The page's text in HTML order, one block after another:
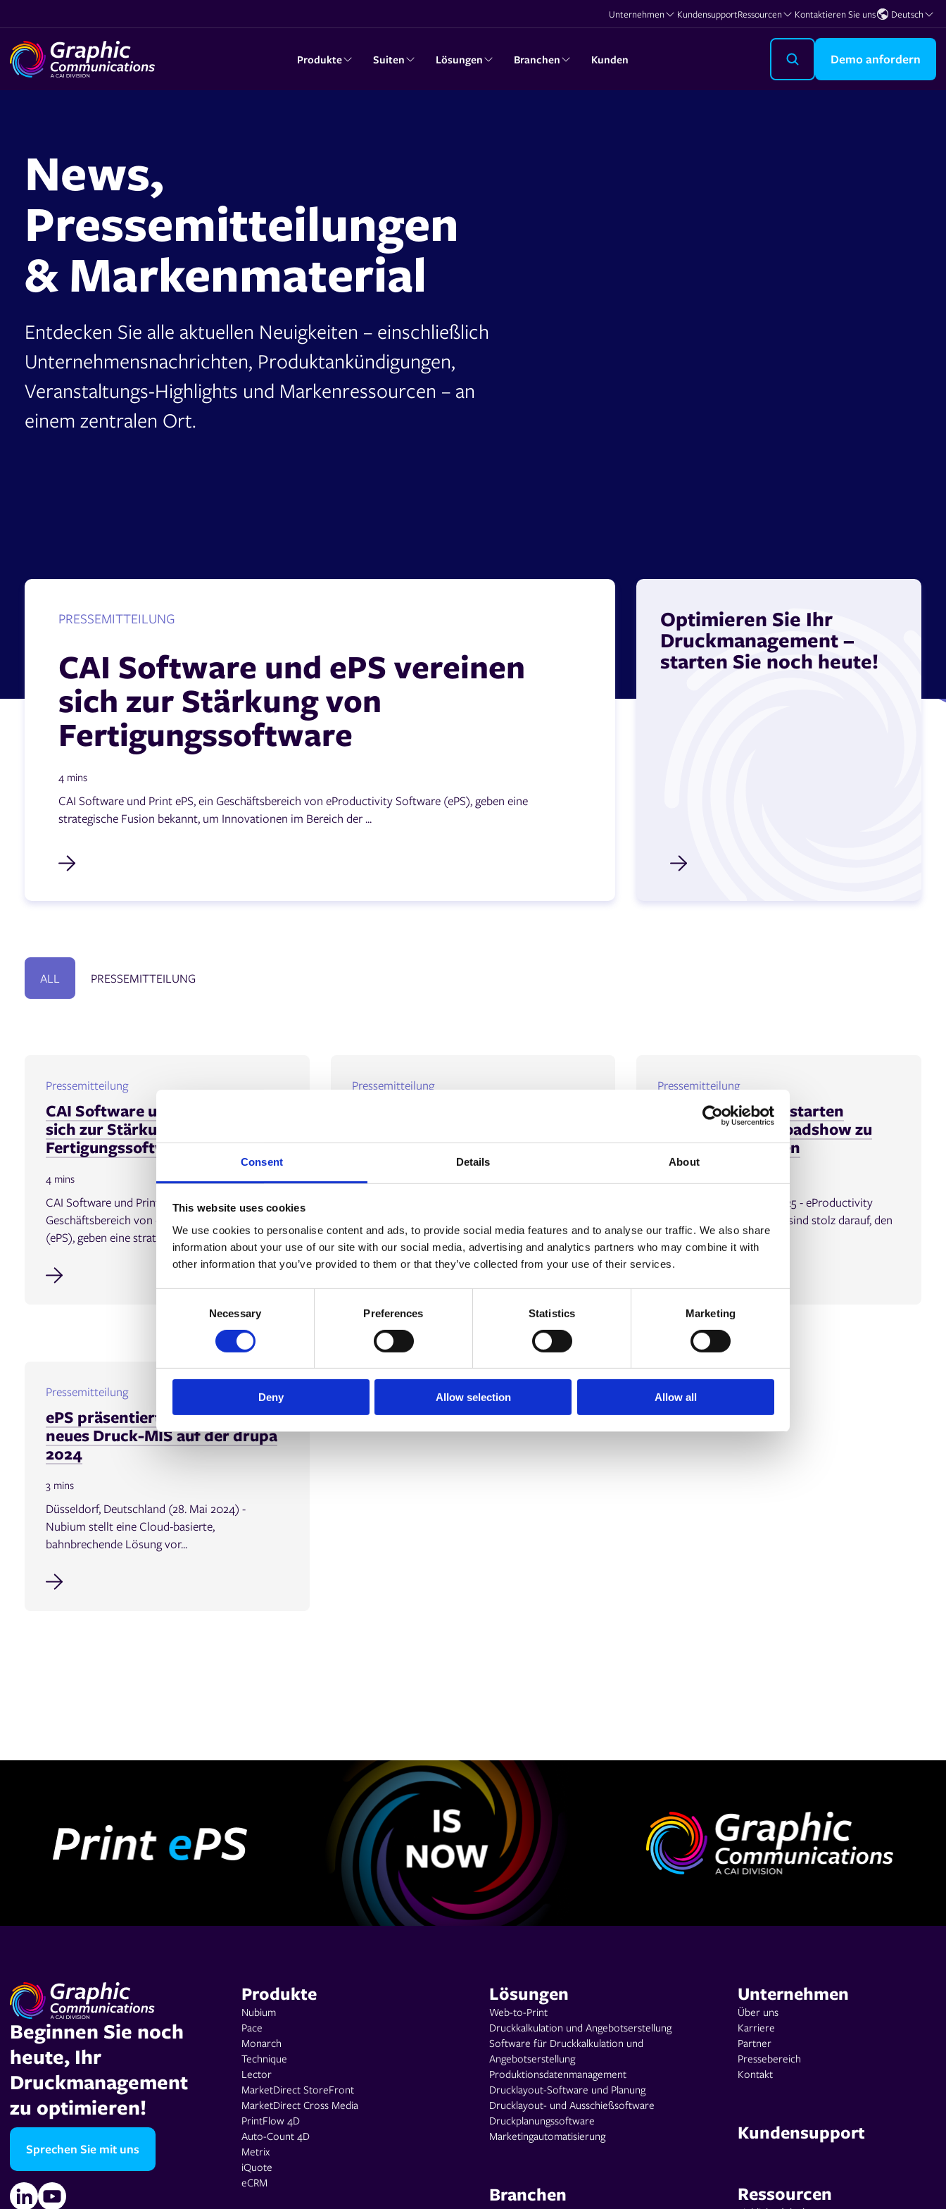
Consent Details About
This website uses cookies
We use cookies to personalise content and ads, to provide social media features and to analyse our traffic. We also share
information about your use of our site with our social media, advertising and analytics partners who may combine it with
other information that you’ve provided to them or that they’ve collected from your use of their services.
S
e
l
i
o
n
Necessary Preferences Statistics Marketing
Deny Allow selection Allow all
Unternehmen KundensupportRessourcen Kontaktieren Sie uns Deutsch
Produkte Suiten Lösungen Branchen Kunden Demo anfordern
News,
Pressemitteilungen
& Markenmaterial
Entdecken Sie alle aktuellen Neuigkeiten – einschließlich
Unternehmensnachrichten, Produktankündigungen,
Veranstaltungs-Highlights und Markenressourcen – an
einem zentralen Ort.
PRESSEMITTEILUNG
CAI Software und ePS vereinen
sich zur Stärkung von
Fertigungssoftware
4 mins
CAI Software und Print ePS, ein Geschäftsbereich von eProductivity Software (ePS), geben eine
strategische Fusion bekannt, um Innovationen im Bereich der ...
Optimieren Sie Ihr
Druckmanagement –
starten Sie noch heute!
ALL PRESSEMITTEILUNG
Pressemitteilung
CAI Software und ePS vereinen
sich zur Stärkung von
Fertigungssoftware
4 mins
CAI Software und Print ePS, ein
Geschäftsbereich von eProductivity Software
(ePS), geben eine strate...
Pressemitteilung
Übernahme
2 mins
Transformationstechnologie...
Pressemitteilung
Print ePS & ECO3 starten
ECONNECT 25: Roadshow zu
Druckinnovationen
Pittsburgh, 20. Februar 2025 - eProductivity
Software (ePS) und ECO3 sind stolz darauf, den
Start vo...
Pressemitteilung
ePS präsentiert Nubium, ein
neues Druck-MIS auf der drupa
2024
3 mins
Düsseldorf, Deutschland (28. Mai 2024) -
Nubium stellt eine Cloud-basierte,
bahnbrechende Lösung vor...
Beginnen Sie noch
heute, Ihr
Druckmanagement
zu optimieren!
Sprechen Sie mit uns
Produkte
Nubium
Pace
Monarch
Technique
Lector
MarketDirect StoreFront
MarketDirect Cross Media
PrintFlow 4D
Auto-Count 4D
Metrix
iQuote
eCRM
Lösungen
Web-to-Print
Druckkalkulation und Angebotserstellung
Software für Druckkalkulation und
Angebotserstellung
Produktionsdatenmanagement
Drucklayout-Software und Planung
Drucklayout- und Ausschießsoftware
Druckplanungssoftware
Marketingautomatisierung
Branchen
Unternehmen
Über uns
Karriere
Partner
Pressebereich
Kontakt
Kundensupport
Ressourcen